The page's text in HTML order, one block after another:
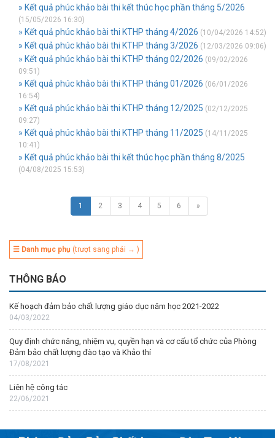
» Kết quả phúc khảo bài thi kết thúc học phần tháng 5/2026
(15/05/2026 16:30)
» Kết quả phúc khảo bài thi KTHP tháng 4/2026 (10/04/2026 14:52)
» Kết quả phúc khảo bài thi KTHP tháng 3/2026 (12/03/2026 09:06)
» Kết quả phúc khảo bài thi KTHP tháng 02/2026 (09/02/2026
09:51)
» Kết quả phúc khảo bài thi KTHP tháng 01/2026 (06/01/2026
16:54)
» Kết quả phúc khảo bài thi KTHP tháng 12/2025 (02/12/2025
09:27)
» Kết quả phúc khảo bài thi KTHP tháng 11/2025 (14/11/2025
10:41)
» Kết quả phúc khảo bài thi kết thúc học phần tháng 8/2025
(04/08/2025 15:53)
1 2 3 4 5 6 »
☰ Danh mục phụ (trượt sang phải → )
THÔNG BÁO
Kế hoạch đảm bảo chất lượng giáo dục năm học 2021-2022
04/03/2022
Quy định chức năng, nhiệm vụ, quyền hạn và cơ cấu tổ chức của Phòng
Đảm bảo chất lượng đào tạo và Khảo thí
17/08/2021
Liên hệ công tác
22/06/2021